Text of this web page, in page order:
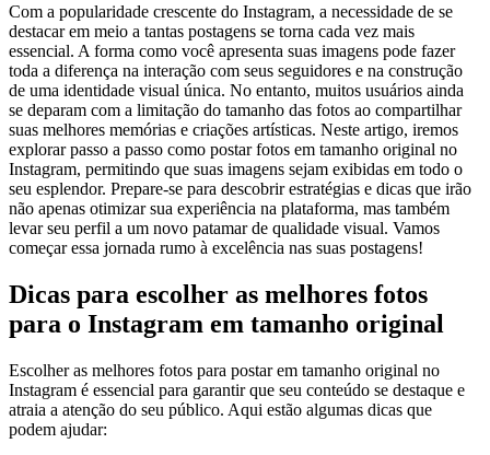
Com a‌ popularidade crescente do Instagram, a necessidade de ​se
destacar em meio a tantas postagens se‍ torna cada vez mais
essencial. A forma ‍como você apresenta‌ suas imagens⁣ pode fazer
toda a ​diferença na interação com seus seguidores e na construção
de uma identidade visual única. No entanto, muitos usuários ainda
se deparam ⁤com a limitação do tamanho das fotos ao compartilhar
suas melhores memórias e criações artísticas. Neste artigo, iremos
explorar passo⁣ a passo como postar fotos⁤ em tamanho original ⁢no
Instagram,​ permitindo que suas imagens sejam exibidas em todo o
seu esplendor. Prepare-se para descobrir estratégias e dicas que irão
não apenas otimizar sua ‍experiência na plataforma, mas também
levar seu perfil a um novo patamar de qualidade⁤ visual. Vamos
começar essa jornada rumo à excelência nas suas postagens!
Dicas para escolher as melhores fotos
para o Instagram em tamanho original
Escolher as melhores fotos para postar em tamanho ⁢original no
Instagram é essencial para garantir que seu conteúdo se destaque e
⁣atraia a ⁣atenção do seu público. Aqui estão algumas dicas que‌
podem ajudar: